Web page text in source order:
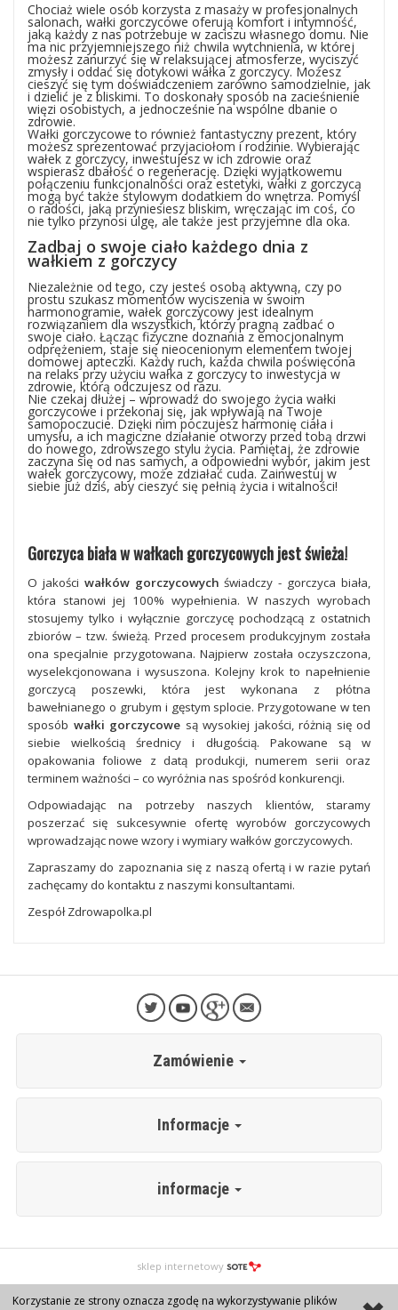
Chociaż wiele osób korzysta z masaży w profesjonalnych
salonach, wałki gorczycowe oferują komfort i intymność,
jaką każdy z nas potrzebuje w zaciszu własnego domu. Nie
ma nic przyjemniejszego niż chwila wytchnienia, w której
możesz zanurzyć się w relaksującej atmosferze, wyciszyć
zmysły i oddać się dotykowi wałka z gorczycy. Możesz
cieszyć się tym doświadczeniem zarówno samodzielnie, jak
i dzielić je z bliskimi. To doskonały sposób na zacieśnienie
więzi osobistych, a jednocześnie na wspólne dbanie o
zdrowie.
Wałki gorczycowe to również fantastyczny prezent, który
możesz sprezentować przyjaciołom i rodzinie. Wybierając
wałek z gorczycy, inwestujesz w ich zdrowie oraz
wspierasz dbałość o regenerację. Dzięki wyjątkowemu
połączeniu funkcjonalności oraz estetyki, wałki z gorczycą
mogą być także stylowym dodatkiem do wnętrza. Pomyśl
o radości, jaką przyniesiesz bliskim, wręczając im coś, co
nie tylko przynosi ulgę, ale także jest przyjemne dla oka.
Zadbaj o swoje ciało każdego dnia z
wałkiem z gorczycy
Niezależnie od tego, czy jesteś osobą aktywną, czy po
prostu szukasz momentów wyciszenia w swoim
harmonogramie, wałek gorczycowy jest idealnym
rozwiązaniem dla wszystkich, którzy pragną zadbać o
swoje ciało. Łącząc fizyczne doznania z emocjonalnym
odprężeniem, staje się nieocenionym elementem twojej
domowej apteczki. Każdy ruch, każda chwila poświęcona
na relaks przy użyciu wałka z gorczycy to inwestycja w
zdrowie, którą odczujesz od razu.
Nie czekaj dłużej – wprowadź do swojego życia wałki
gorczycowe i przekonaj się, jak wpływają na Twoje
samopoczucie. Dzięki nim poczujesz harmonię ciała i
umysłu, a ich magiczne działanie otworzy przed tobą drzwi
do nowego, zdrowszego stylu życia. Pamiętaj, że zdrowie
zaczyna się od nas samych, a odpowiedni wybór, jakim jest
wałek gorczycowy, może zdziałać cuda. Zainwestuj w
siebie już dziś, aby cieszyć się pełnią życia i witalności!
Gorczyca biała w wałkach gorczycowych jest świeża!
O jakości wałków gorczycowychświadczy - gorczyca biała,
która stanowi jej 100% wypełnienia. W naszych wyrobach
stosujemy tylko i wyłącznie gorczycę pochodzącą z ostatnich
zbiorów – tzw. świeżą. Przed procesem produkcyjnym została
ona specjalnie przygotowana. Najpierw została oczyszczona,
wyselekcjonowana i wysuszona. Kolejny krok to napełnienie
gorczycą poszewki, która jest wykonana z płótna
bawełnianego o grubym i gęstym splocie. Przygotowane w ten
sposób wałki gorczycowe są wysokiej jakości, różnią się od
siebie wielkością średnicy i długością. Pakowane są w
opakowania foliowe z datą produkcji, numerem serii oraz
terminem ważności – co wyróżnia nas spośród konkurencji.
Odpowiadając na potrzeby naszych klientów, staramy
poszerzać się sukcesywnie ofertę wyrobów gorczycowych
wprowadzając nowe wzory i wymiary wałków gorczycowych.
Zapraszamy do zapoznania się z naszą ofertą i w razie pytań
zachęcamy do kontaktu z naszymi konsultantami.
Zespół Zdrowapolka.pl
Zamówienie
Informacje
informacje
sklep internetowy
Korzystanie ze strony oznacza zgodę na wykorzystywanie plików